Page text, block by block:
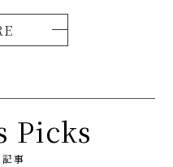
Picks
事